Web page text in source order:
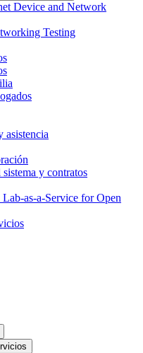
Device and Network
Testing
asistencia
y contratos
as-a-Service for Open